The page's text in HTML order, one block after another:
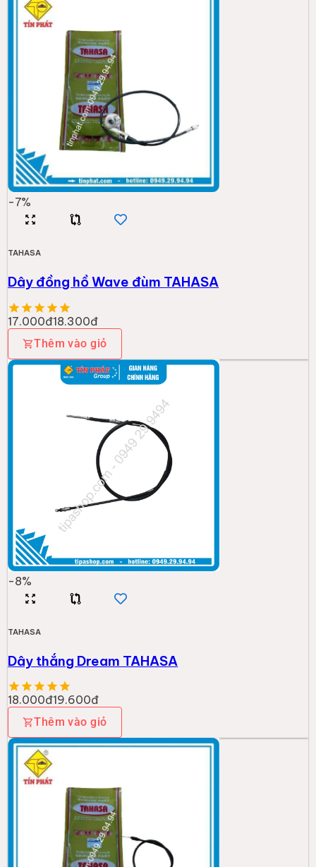
-7%
TAHASA
Dây đồng hồ Wave đùm TAHASA
17.000đ18.300đ
Thêm vào giỏ
-8%
TAHASA
Dây thắng Dream TAHASA
18.000đ19.600đ
Thêm vào giỏ